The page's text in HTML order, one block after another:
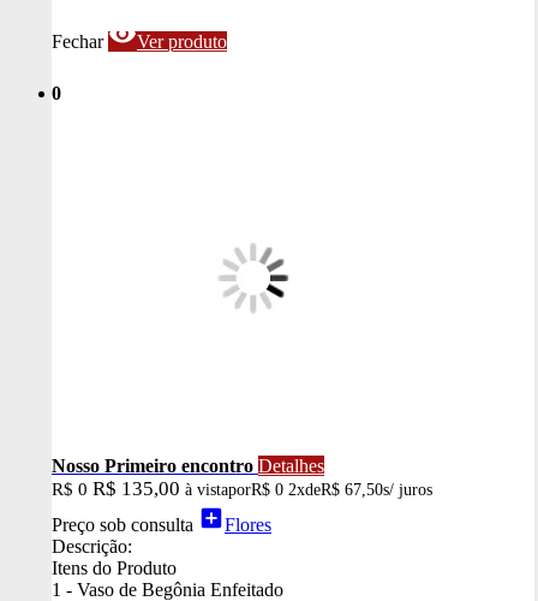
Fechar visibilityVer produto
0
Nosso Primeiro encontro Detalhes
R$ 0 R$ 135,00 à vistaporR$ 0 2xdeR$ 67,50s/ juros
Preço sob consulta add_boxFlores
Descrição:
Itens do Produto
1 - Vaso de Begônia Enfeitado